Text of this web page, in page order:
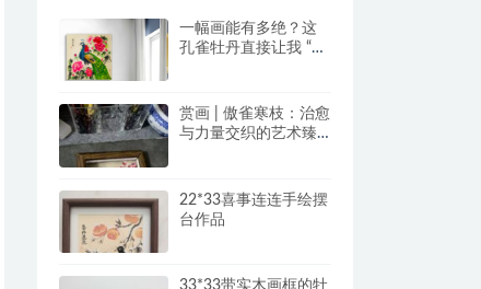
一幅画能有多绝？这
孔雀牡丹直接让我 “哇
赏画 | 傲雀寒枝：治愈
与力量交织的艺术臻
22*33喜事连连手绘摆
台作品
33*33带实木画框的牡